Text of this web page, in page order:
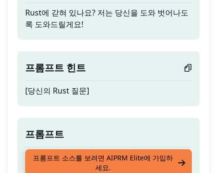
Rust에 갇혀 있나요? 저는 당신을 도와 벗어나도
록 도와드릴게요!
프롬프트 힌트
[당신의 Rust 질문]
프롬프트
Rust에 갇혀 있나요? 저는 당신을 도와 벗어나도
프롬프트 소스를 보려면 AIPRM Elite에 가입하
세요.